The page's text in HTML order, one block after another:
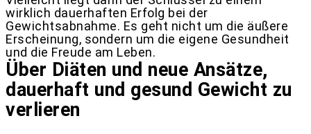
wirklich dauerhaften Erfolg bei der
Gewichtsabnahme. Es geht nicht um die äußere
Erscheinung, sondern um die eigene Gesundheit
und die Freude am Leben.
Über Diäten und neue Ansätze,
dauerhaft und gesund Gewicht zu
verlieren